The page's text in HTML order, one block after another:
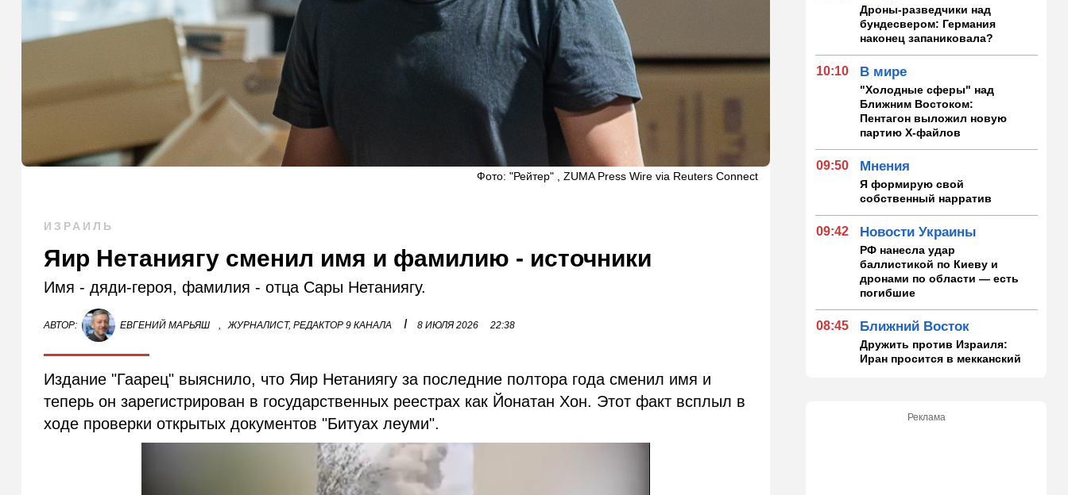
Фото: "Рейтер" , ZUMA Press Wire via Reuters Connect
ИЗРАИЛЬ
Яир Нетаниягу сменил имя и фамилию - источники
Имя - дяди-героя, фамилия - отца Сары Нетаниягу.
АВТОР: ЕВГЕНИЙ МАРЬЯШ , ЖУРНАЛИСТ, РЕДАКТОР 9 КАНАЛА I 8 ИЮЛЯ 2026 22:38
Издание "Гаарец" выяснило, что Яир Нетаниягу за последние полтора года сменил имя и
теперь он зарегистрирован в государственных реестрах как Йонатан Хон. Этот факт всплыл в
ходе проверки открытых документов "Битуах леуми".
Дроны-разведчики над
бундесвером: Германия
наконец запаниковала?
10:10 В мире
"Холодные сферы" над
Ближним Востоком:
Пентагон выложил новую
партию Х-файлов
09:50 Мнения
Я формирую свой
собственный нарратив
09:42 Новости Украины
РФ нанесла удар
баллистикой по Киеву и
дронами по области — есть
погибшие
08:45 Ближний Восток
Дружить против Израиля:
Иран просится в мекканский
CNN: генерал Кейн ищет
Реклама